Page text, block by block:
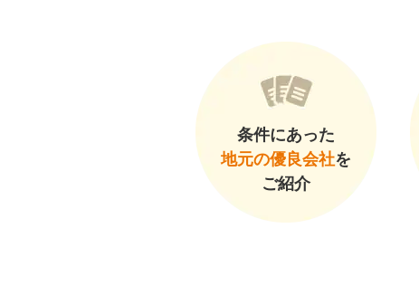
条件にあった
地元の優良会社を
ご紹介